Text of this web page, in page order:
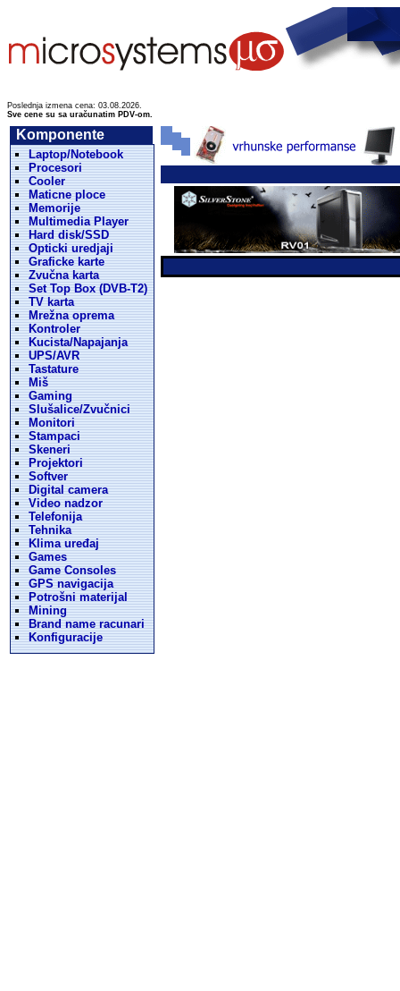
Poslednja izmena cena: 03.08.2026.
Sve cene su sa uračunatim PDV-om.
Komponente
Laptop/Notebook
Procesori
Cooler
Maticne ploce
Memorije
Multimedia Player
Hard disk/SSD
Opticki uredjaji
Graficke karte
Zvučna karta
Set Top Box (DVB-T2)
TV karta
Mrežna oprema
Kontroler
Kucista/Napajanja
UPS/AVR
Tastature
Miš
Gaming
Slušalice/Zvučnici
Monitori
Stampaci
Skeneri
Projektori
Softver
Digital camera
Video nadzor
Telefonija
Tehnika
Klima uređaj
Games
Game Consoles
GPS navigacija
Potrošni materijal
Mining
Brand name racunari
Konfiguracije